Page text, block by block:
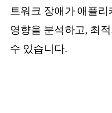
트워크 장애가 애플
영향을 분석하고, 최
수 있습니다.